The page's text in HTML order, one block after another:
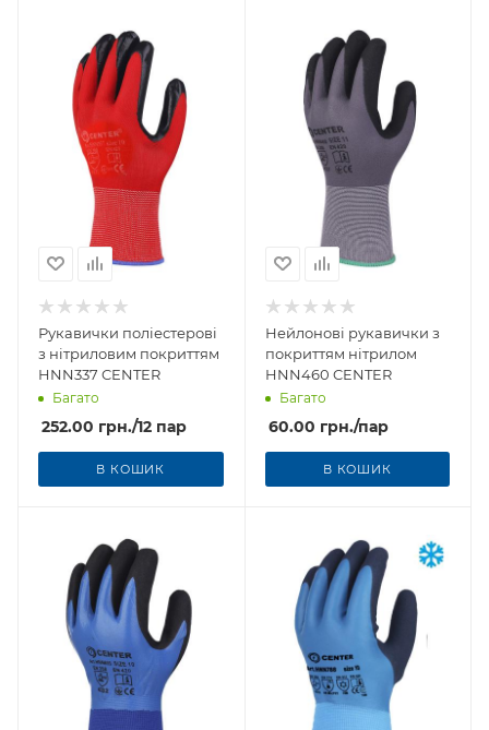
Рукавички поліестерові
з нітриловим покриттям
HNN337 CENTER
Багато
252.00 грн./12 пар
В КОШИК
Нейлонові рукавички з
покриттям нітрилом
HNN460 CENTER
Багато
60.00 грн./пар
В КОШИК